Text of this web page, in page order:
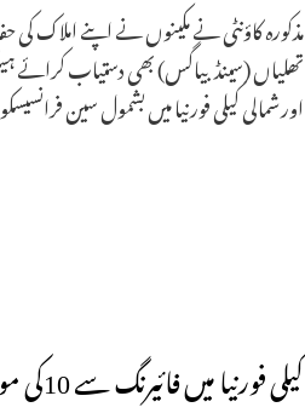
مذکورہ کاؤنٹی نے مکینوں نے اپنے املاک
تھلیاں (سینڈ بیاگس) بھی دستیاب کرائے
اورشمالی کیلی فورنیا میں بشمول سین
کیلی فورنیا میں فائیرنگ سے 10کی موت‘10زخمی